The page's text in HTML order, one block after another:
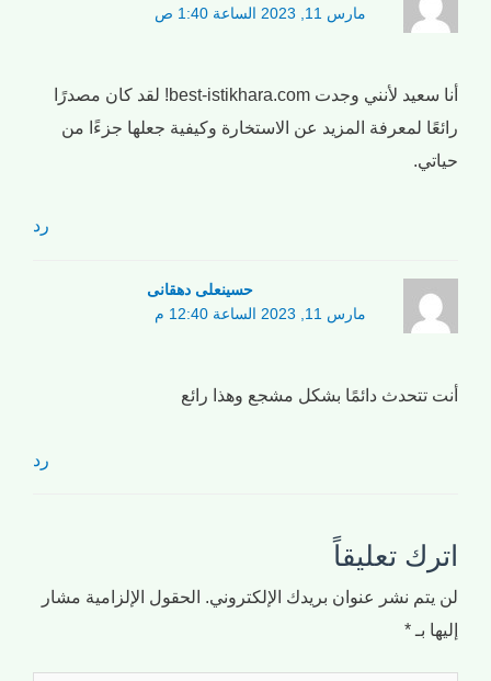
مارس 11, 2023 الساعة 1:40 ص
أنا سعيد لأنني وجدت best-istikhara.com! لقد كان مصدرًا
رائعًا لمعرفة المزيد عن الاستخارة وكيفية جعلها جزءًا من
حياتي.
رد
حسینعلی دهقانی
مارس 11, 2023 الساعة 12:40 م
أنت تتحدث دائمًا بشكل مشجع وهذا رائع
رد
اترك تعليقاً
لن يتم نشر عنوان بريدك الإلكتروني. الحقول الإلزامية مشار
إليها بـ *